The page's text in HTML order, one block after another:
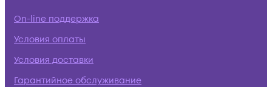
On-line поддержка
Условия оплаты
Условия доставки
Гарантийное обслуживание